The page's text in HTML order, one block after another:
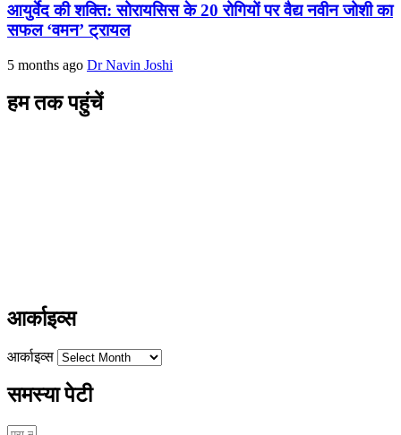
आयुर्वेद की शक्ति: सोरायसिस के 20 रोगियों पर वैद्य नवीन जोशी का
सफल ‘वमन’ ट्रायल
5 months ago Dr Navin Joshi
हम तक पहुंचें
आर्काइव्स
आर्काइव्स
समस्या पेटी